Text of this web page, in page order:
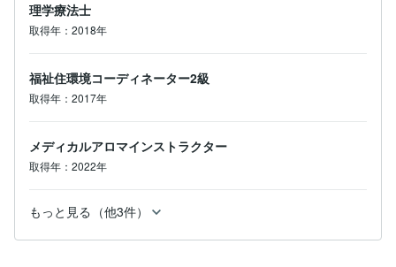
理学療法士
取得年：2018年
福祉住環境コーディネーター2級
取得年：2017年
メディカルアロマインストラクター
取得年：2022年
もっと見る（他3件）